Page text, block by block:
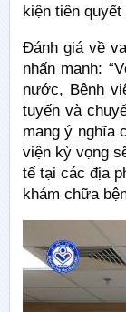
kiện tiên
Đánh giá về
nhấn mạnh:
nước, Bệnh
tuyến và
mang ý nghĩa
viện kỳ vọng
tế tại các địa
khám chữa